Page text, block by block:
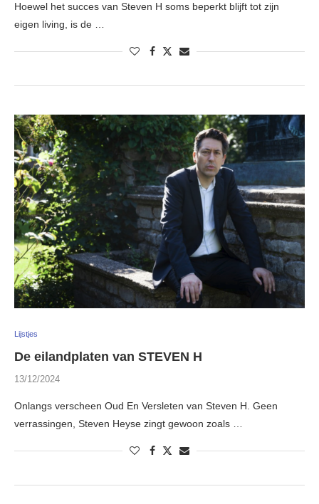
Hoewel het succes van Steven H soms beperkt blijft tot zijn
eigen living, is de …
Lijstjes
De eilandplaten van STEVEN H
13/12/2024
Onlangs verscheen Oud En Versleten van Steven H. Geen
verrassingen, Steven Heyse zingt gewoon zoals …